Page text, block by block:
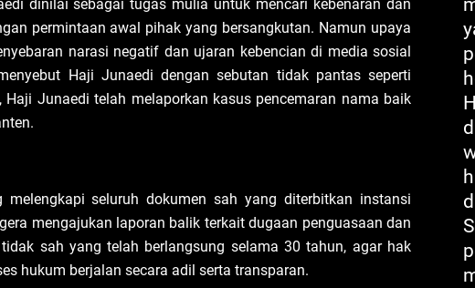
dinilai sebagai tugas mulia untuk mencari kebenaran dan
permintaan awal pihak yang bersangkutan. Namun upaya
narasi negatif dan ujaran kebencian di media sosial
Haji Junaedi dengan sebutan tidak pantas seperti
Haji Junaedi telah melaporkan kasus pencemaran nama baik
seluruh dokumen sah yang diterbitkan instansi
mengajukan laporan balik terkait dugaan penguasaan dan
sah yang telah berlangsung selama 30 tahun, agar hak
hukum berjalan secara adil serta transparan.